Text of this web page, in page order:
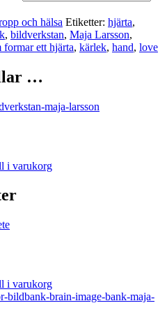
och hälsa Etiketter: hjärta,
, bildverkstan, Maja Larsson,
formar ett hjärta, kärlek, hand, love
…
i varukorg
i varukorg